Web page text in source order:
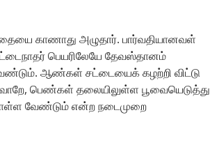
காணாது அழுதார். பார்வதியானவள்
பெயரிலேயே தேவஸ்தானம்
வேண்டும். ஆண்கள் சட்டையைக் கழற்றி விட்டு
பெண்கள் தலையிலுள்ள பூவையெடுத்து
வேண்டும் என்ற நடைமுறை